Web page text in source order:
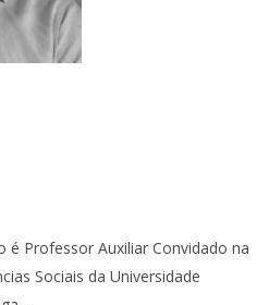
é Professor Auxiliar Convidado na
Sociais da Universidade